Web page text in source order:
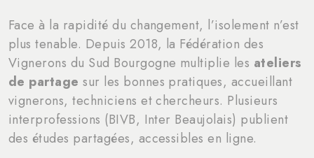
Face à la rapidité du changement, l’isolement n’est
plus tenable. Depuis 2018, la Fédération des
Vignerons du Sud Bourgogne multiplie les ateliers
de partage sur les bonnes pratiques, accueillant
vignerons, techniciens et chercheurs. Plusieurs
interprofessions (BIVB, Inter Beaujolais) publient
des études partagées, accessibles en ligne.